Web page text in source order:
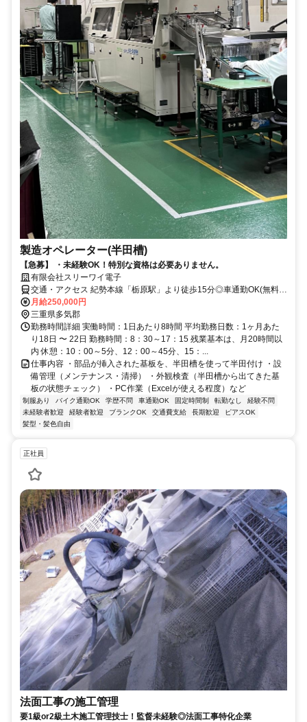
製造オペレーター(半田槽)
【急募】 ・未経験OK！特別な資格は必要ありません。
有限会社スリーワイ電子
交通・アクセス 紀勢本線「栃原駅」より徒歩15分◎車通勤OK(無料駐
車場完備)
月給250,000円
三重県多気郡
勤務時間詳細 実働時間：1日あたり8時間 平均勤務日数：1ヶ月あた
り18日 〜 22日 勤務時間：8：30～17：15 残業基本は、月20時間以
内 休憩：10：00～5分、12：00～45分、15：...
仕事内容 ・部品が挿入された基板を、半田槽を使って半田付け ・設
備管理（メンテナンス・清掃） ・外観検査（半田槽から出てきた基
板の状態チェック） ・PC作業（Excelが使える程度）など
制服あり バイク通勤OK 学歴不問 車通勤OK 固定時間制 転勤なし
経験不問
未経験者歓迎
経験者歓迎 ブランクOK 交通費支給 長期歓迎
ピアスOK
髪型・髪色自由
正社員
法面工事の施工管理
要1級or2級土木施工管理技士！監督未経験◎法面工事特化企業